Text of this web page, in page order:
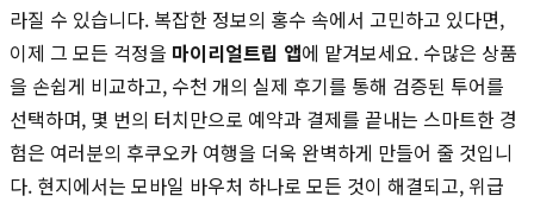
라질 수 있습니다. 복잡한 정보의 홍수 속에서 고민하고 있다면,
이제 그 모든 걱정을 마이리얼트립 앱에 맡겨보세요. 수많은 상품
을 손쉽게 비교하고, 수천 개의 실제 후기를 통해 검증된 투어를
선택하며, 몇 번의 터치만으로 예약과 결제를 끝내는 스마트한 경
험은 여러분의 후쿠오카 여행을 더욱 완벽하게 만들어 줄 것입니
다. 현지에서는 모바일 바우처 하나로 모든 것이 해결되고, 위급